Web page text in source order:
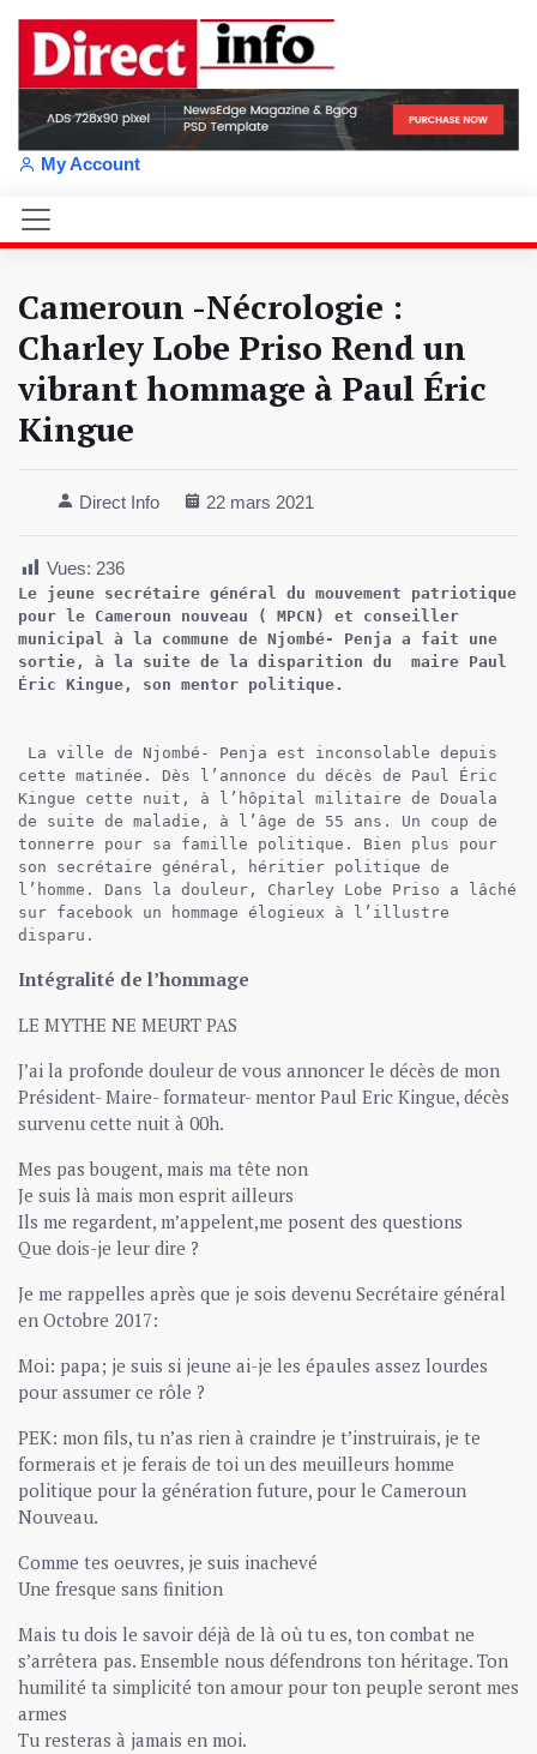
My Account
Cameroun -Nécrologie :
Charley Lobe Priso Rend un
vibrant hommage à Paul Éric
Kingue
Direct Info 22 mars 2021
Vues: 236
Le jeune secrétaire général du mouvement patriotique
pour le Cameroun nouveau ( MPCN) et conseiller
municipal à la commune de Njombé- Penja a fait une
sortie, à la suite de la disparition du  maire Paul
cette matinée. Dès l’annonce du décès de Paul Éric
Kingue cette nuit, à l’hôpital militaire de Douala
de suite de maladie, à l’âge de 55 ans. Un coup de
tonnerre pour sa famille politique. Bien plus pour
son secrétaire général, héritier politique de
l’homme. Dans la douleur, Charley Lobe Priso a lâché
sur facebook un hommage élogieux à l’illustre
disparu.
Intégralité de l’hommage
LE MYTHE NE MEURT PAS
J’ai la profonde douleur de vous annoncer le décès de mon
Président- Maire- formateur- mentor Paul Eric Kingue, décès
survenu cette nuit à 00h.
Mes pas bougent, mais ma tête non
Je suis là mais mon esprit ailleurs
Ils me regardent, m’appelent,me posent des questions
Que dois-je leur dire ?
Je me rappelles après que je sois devenu Secrétaire général
en Octobre 2017:
Moi: papa; je suis si jeune ai-je les épaules assez lourdes
pour assumer ce rôle ?
PEK: mon fils, tu n’as rien à craindre je t’instruirais, je te
formerais et je ferais de toi un des meuilleurs homme
politique pour la génération future, pour le Cameroun
Nouveau.
Comme tes oeuvres, je suis inachevé
Une fresque sans finition
Mais tu dois le savoir déjà de là où tu es, ton combat ne
s’arrêtera pas. Ensemble nous défendrons ton héritage. Ton
humilité ta simplicité ton amour pour ton peuple seront mes
armes
Tu resteras à jamais en moi.